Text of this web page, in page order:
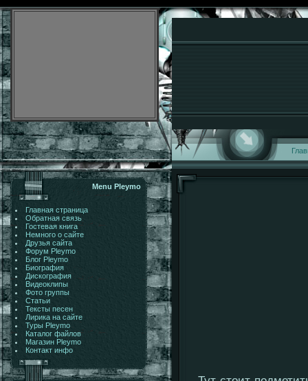
Menu Pleymo
Главная страница
Обратная связь
Гостевая книга
Немного о сайте
Друзья сайта
Форум Pleymo
Блог Pleymo
Биография
Дискография
Видеоклипы
Фото группы
Статьи
Тексты песен
Лирика на сайте
Туры Pleymo
Каталог файлов
Магазин Pleymo
Контакт инфо